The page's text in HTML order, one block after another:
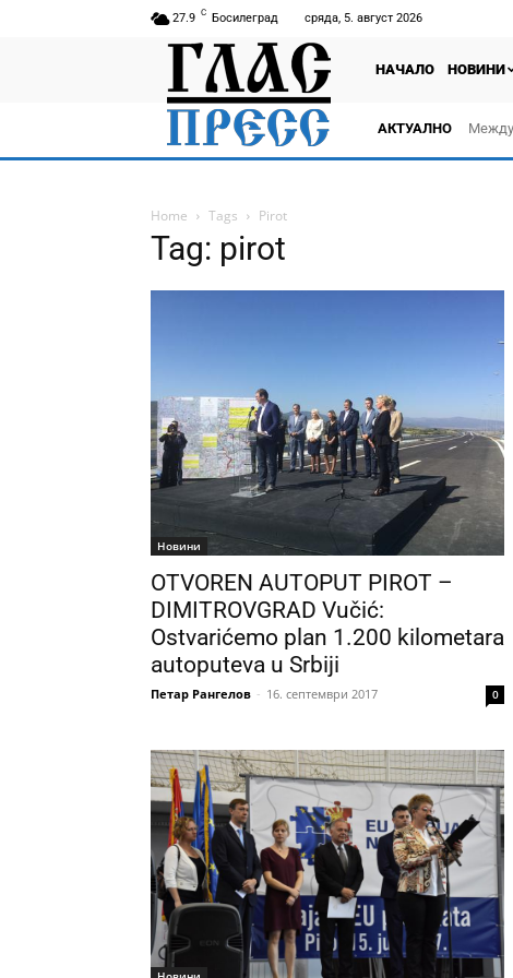
27.9 C Босилеград сряда, 5. август 2026
НАЧАЛО НОВИНИ
АКТУАЛНО
Home Tags Pirot
Tag: pirot
Новини
OTVOREN AUTOPUT PIROT –
DIMITROVGRAD Vučić:
Ostvarićemo plan 1.200 kilometara
autoputeva u Srbiji
Петар Рангелов - 16. септември 2017 0